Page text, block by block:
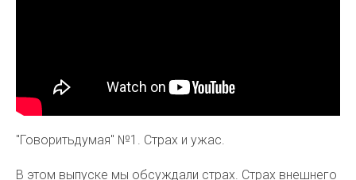
"Говоритьдумая" №1. Страх и ужас.
В этом выпуске мы обсуждали страх. Страх внешнего